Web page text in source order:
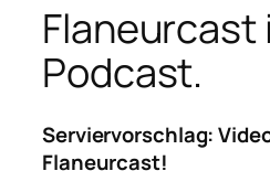
Flaneurcast
Podcast.
Serviervorschlag:
Flaneurcast!